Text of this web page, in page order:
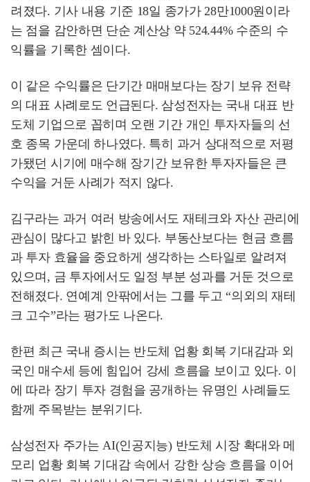
려졌다. 기사 내용 기준 18일 종가가 28만1000원이라
는 점을 감안하면 단순 계산상 약 524.44% 수준의 수
익률을 기록한 셈이다.
이 같은 수익률은 단기간 매매보다는 장기 보유 전략
의 대표 사례로도 언급된다. 삼성전자는 국내 대표 반
도체 기업으로 꼽히며 오랜 기간 개인 투자자들의 선
호 종목 가운데 하나였다. 특히 과거 상대적으로 저평
가됐던 시기에 매수해 장기간 보유한 투자자들은 큰
수익을 거둔 사례가 적지 않다.
김구라는 과거 여러 방송에서도 재테크와 자산 관리에
관심이 많다고 밝힌 바 있다. 부동산보다는 현금 흐름
과 투자 효율을 중요하게 생각하는 스타일로 알려져
있으며, 금 투자에서도 일정 부분 성과를 거둔 것으로
전해졌다. 연예계 안팎에서는 그를 두고 “의외의 재테
크 고수”라는 평가도 나온다.
한편 최근 국내 증시는 반도체 업황 회복 기대감과 외
국인 매수세 등에 힘입어 강세 흐름을 보이고 있다. 이
에 따라 장기 투자 경험을 공개하는 유명인 사례들도
함께 주목받는 분위기다.
삼성전자 주가는 AI(인공지능) 반도체 시장 확대와 메
모리 업황 회복 기대감 속에서 강한 상승 흐름을 이어